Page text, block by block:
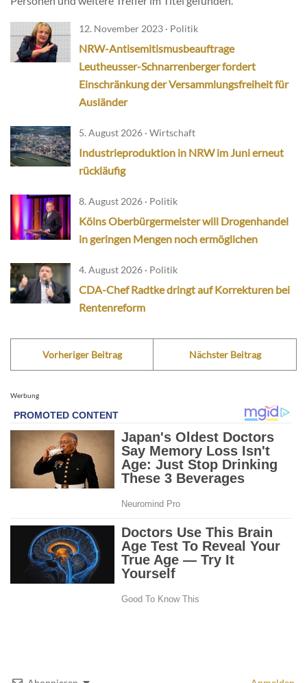
12. November 2023 · Politik
NRW-Antisemitismusbeauftrage
Leutheusser-Schnarrenberger fordert
Einschränkung der Versammlungsfreiheit für
Ausländer
5. August 2026 · Wirtschaft
Industrieproduktion in NRW im Juni erneut
rückläufig
8. August 2026 · Politik
Kölns Oberbürgermeister will Drogenhandel
in geringen Mengen noch ermöglichen
4. August 2026 · Politik
CDA-Chef Radtke dringt auf Korrekturen bei
Rentenreform
Vorheriger Beitrag Nächster Beitrag
Werbung